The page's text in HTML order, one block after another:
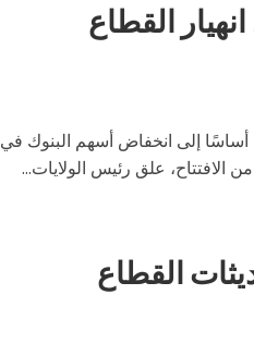
القطاع
13-03-2023 ويرجع ذلك أساسًا إلى انخفاض أسهم البنوك في
تحديثات القطاع